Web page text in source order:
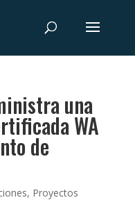
una
WA
de
, Proyectos